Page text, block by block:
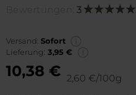
3 Bewertung:
Versand: Sofort
Lieferung: 3,95 €
10,38 € 2,60 €/100g